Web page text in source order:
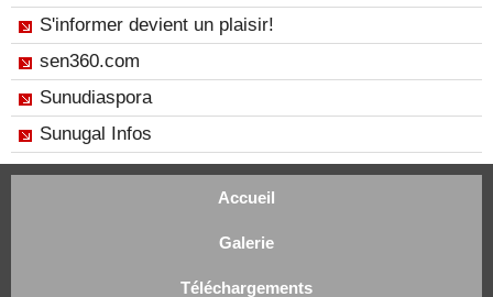
S'informer devient un plaisir!
sen360.com
Sunudiaspora
Sunugal Infos
Accueil
Galerie
Téléchargements